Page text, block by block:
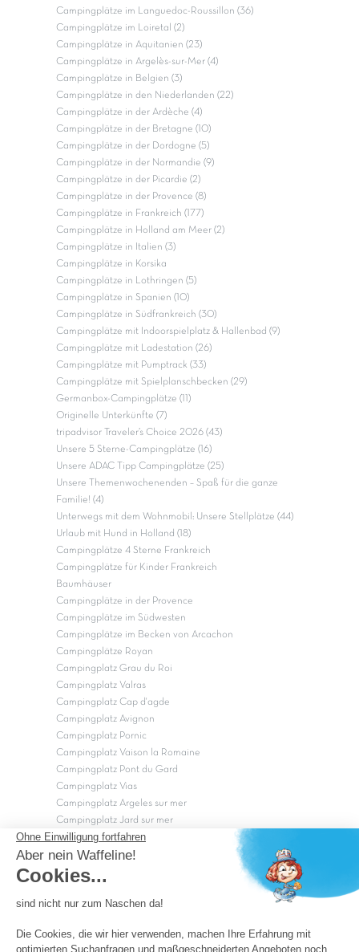
Campingplätze im Languedoc-Roussillon (36)
Campingplätze im Loiretal (2)
Campingplätze in Aquitanien (23)
Campingplätze in Argelès-sur-Mer (4)
Campingplätze in Belgien (3)
Campingplätze in den Niederlanden (22)
Campingplätze in der Ardèche (4)
Campingplätze in der Bretagne (10)
Campingplätze in der Dordogne (5)
Campingplätze in der Normandie (9)
Campingplätze in der Picardie (2)
Campingplätze in der Provence (8)
Campingplätze in Frankreich (177)
Campingplätze in Holland am Meer (2)
Campingplätze in Italien (3)
Campingplätze in Korsika
Campingplätze in Lothringen (5)
Campingplätze in Spanien (10)
Campingplätze in Südfrankreich (30)
Campingplätze mit Indoorspielplatz & Hallenbad (9)
Campingplätze mit Ladestation (26)
Campingplätze mit Pumptrack (33)
Campingplätze mit Spielplanschbecken (29)
Germanbox-Campingplätze (11)
Originelle Unterkünfte (7)
tripadvisor Traveler’s Choice 2026 (43)
Unsere 5 Sterne-Campingplätze (16)
Unsere ADAC Tipp Campingplätze (25)
Unsere Themenwochenenden – Spaß für die ganze
Familie! (4)
Unterwegs mit dem Wohnmobil: Unsere Stellplätze (44)
Urlaub mit Hund in Holland (18)
Campingplätze 4 Sterne Frankreich
Campingplätze für Kinder Frankreich
Baumhäuser
Campingplätze in der Provence
Campingplätze im Südwesten
Campingplätze im Becken von Arcachon
Campingplätze Royan
Campingplatz Grau du Roi
Campingplatz Valras
Campingplatz Cap d'agde
Campingplatz Avignon
Campingplatz Pornic
Campingplatz Vaison la Romaine
Campingplatz Pont du Gard
Campingplatz Vias
Campingplatz Argeles sur mer
Campingplatz Jard sur mer
Campingplatz Sarzeau
Campingplatz Fréjus
Campingplätze in Camargue
OK